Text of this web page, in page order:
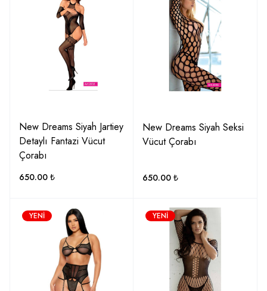
New Dreams Siyah Jartiey
Detaylı Fantazi Vücut
Çorabı
650.00 ₺
New Dreams Siyah Seksi
Vücut Çorabı
650.00 ₺
YENI YENI